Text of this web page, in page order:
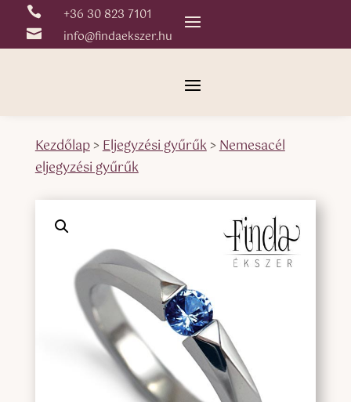
 +36 30 823 7101
 info@findaekszer.hu
Kezdőlap>Eljegyzési gyűrűk>Nemesacél
eljegyzési gyűrűk